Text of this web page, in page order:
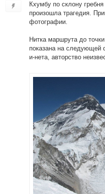
Кхумбу по склону
произошла трагедия.
фотографии.
Нитка маршрута до
показана на следующей
и-нета, авторство